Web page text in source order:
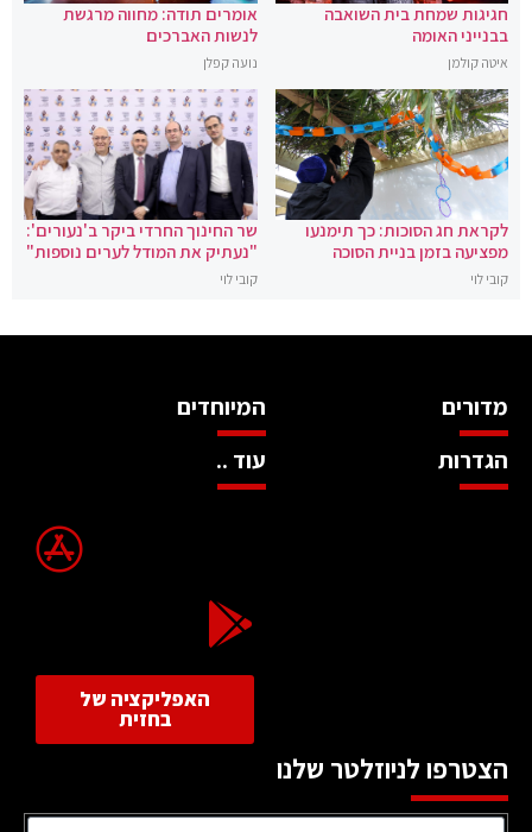
חגיגות שמחת בית השואבה
בבנייני האומה
איטה קולמן
אומרים תודה: מחווה מרגשת
לנשות האברכים
נועה קפלן
לקראת חג הסוכות: כך תימנעו
מפציעה בזמן בניית הסוכה
קובי לוי
שר החינוך החרדי ביקר ב'נעורים':
"נעתיק את המודל לערים נוספות"
קובי לוי
מדורים
המיוחדים
הגדרות
עוד ..
האפליקציה של
בחזית
הצטרפו לניוזלטר שלנו